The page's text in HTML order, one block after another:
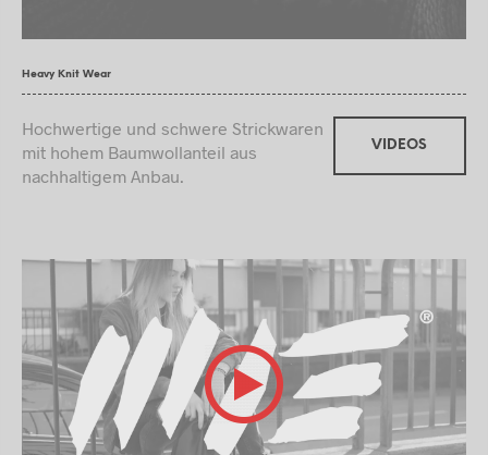
Heavy Knit Wear
Hochwertige und schwere Strickwaren
mit hohem Baumwollanteil aus
nachhaltigem Anbau.
VIDEOS